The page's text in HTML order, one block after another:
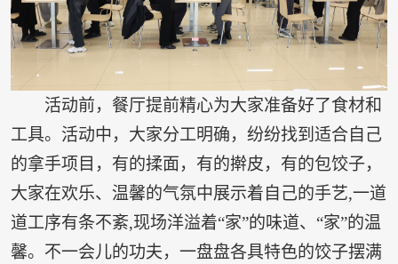
活动前，餐厅提前精心为大家准备好了食材和
工具。活动中，大家分工明确，纷纷找到适合自己
的拿手项目，有的揉面，有的擀皮，有的包饺子，
大家在欢乐、温馨的气氛中展示着自己的手艺,一道
道工序有条不紊,现场洋溢着“家”的味道、“家”的温
馨。不一会儿的功夫，一盘盘各具特色的饺子摆满